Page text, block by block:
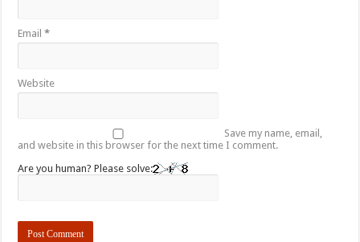
Email*
Website
Save my name, email,
and website in this browser for the next time I comment.
Are you human? Please solve: